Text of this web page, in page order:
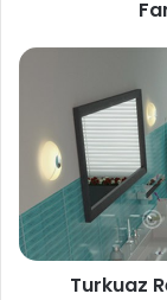
Turkuaz